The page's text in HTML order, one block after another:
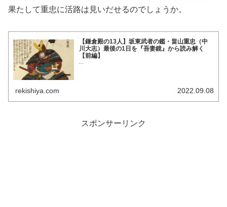
果たして重忠に活路は見いだせるのでしょうか。
【鎌倉殿の13人】坂東武者の鑑・畠山重忠（中
川大志）最後の1日を『吾妻鏡』から読み解く
【前編】
rekishiya.com 2022.09.08
スポンサーリンク